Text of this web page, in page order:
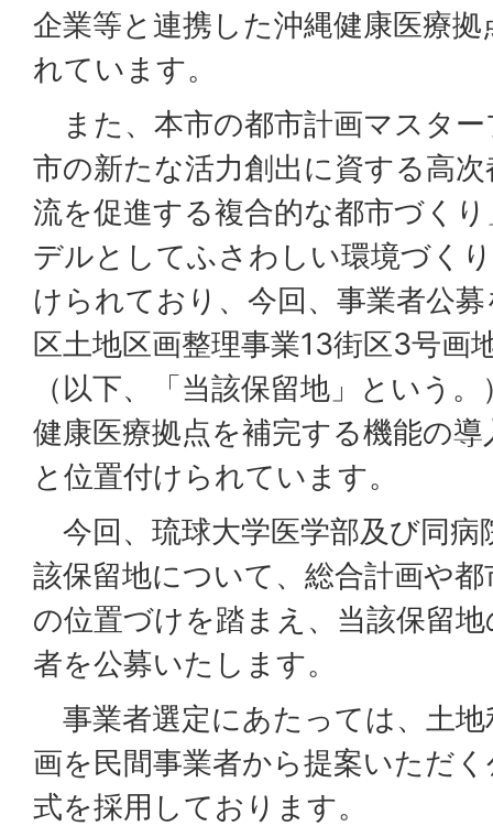
企業等と連携した沖縄健康医療
れています。
また、本市の都市計画マスタ
市の新たな活力創出に資する高
流を促進する複合的な都市づく
デルとしてふさわしい環境づく
けられており、今回、事業者公
区土地区画整理事業13街区3号画
（以下、「当該保留地」という
健康医療拠点を補完する機能の
と位置付けられています。
今回、琉球大学医学部及び同病
該保留地について、総合計画や
の位置づけを踏まえ、当該保留
者を公募いたします。
事業者選定にあたっては、土
画を民間事業者から提案いただ
式を採用しております。